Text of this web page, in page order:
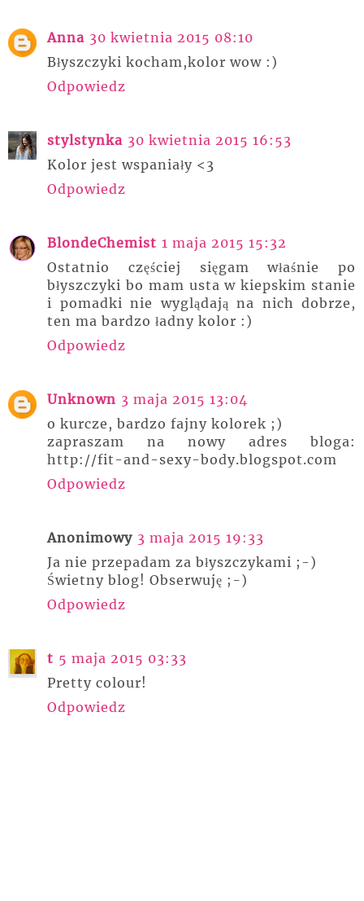
Anna 30 kwietnia 2015 08:10
Błyszczyki kocham,kolor wow :)
Odpowiedz
stylstynka 30 kwietnia 2015 16:53
Kolor jest wspaniały <3
Odpowiedz
BlondeChemist 1 maja 2015 15:32
Ostatnio częściej sięgam właśnie po
błyszczyki bo mam usta w kiepskim stanie
i pomadki nie wyglądają na nich dobrze,
ten ma bardzo ładny kolor :)
Odpowiedz
Unknown 3 maja 2015 13:04
o kurcze, bardzo fajny kolorek ;)
zapraszam na nowy adres bloga:
http://fit-and-sexy-body.blogspot.com
Odpowiedz
Anonimowy 3 maja 2015 19:33
Ja nie przepadam za błyszczykami ;-)
Świetny blog! Obserwuję ;-)
Odpowiedz
t 5 maja 2015 03:33
Pretty colour!
Odpowiedz